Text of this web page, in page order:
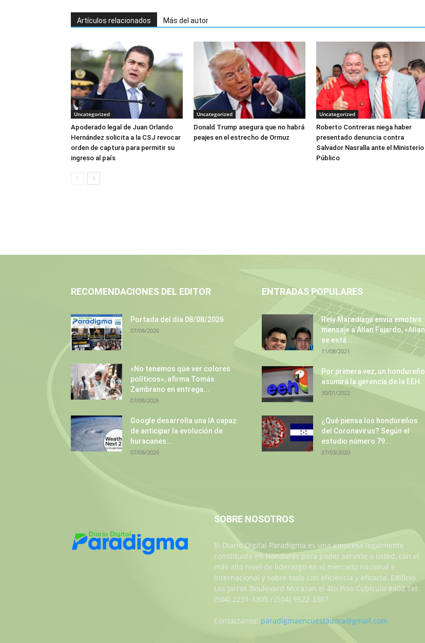
Artículos relacionados Más del autor
Uncategorized
Apoderado legal de Juan Orlando
Hernández solicita a la CSJ revocar
orden de captura para permitir su
ingreso al país
Uncategorized
Donald Trump asegura que no habrá
peajes en el estrecho de Ormuz
Uncategorized
Roberto Contreras niega haber
presentado denuncia contra
Salvador Nasralla ante el Ministerio
Público
RECOMENDACIONES DEL EDITOR
Portada del día 08/08/2026
07/08/2026
«No tenemos que ver colores
políticos», afirma Tomás
Zambrano en entrega...
07/08/2026
Google desarrolla una IA capaz
de anticipar la evolución de
huracanes...
07/08/2026
ENTRADAS POPULARES
Rely Maradiaga envía emotivo
mensaje a Allan Fajardo, «Allan
se está...
11/08/2021
Por primera vez, un hondureño
asumirá la gerencia de la EEH
30/01/2022
¿Qué piensa los hondureños
del Coronavirus? Según el
estudio número 79...
27/03/2020
SOBRE NOSOTROS
El Diario Digital Paradigma es una empresa legalmente
constituida en Honduras para poder servirle a usted, con el
más alto nivel de liderazgo en el mercado nacional e
internacional y sobre todo con eficiencia y eficacia. Edificio
Los Jarros Boulevard Morazan el 4to Piso Cubiculo #402 Tel:
(504) 2231-3303 / (504) 9522-3307
Contáctanos: paradigmaencuestadora@gmail.com